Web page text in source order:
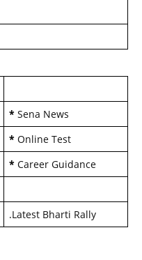
* Sena News
* Online Test
* Career Guidance
.Latest Bharti Rally